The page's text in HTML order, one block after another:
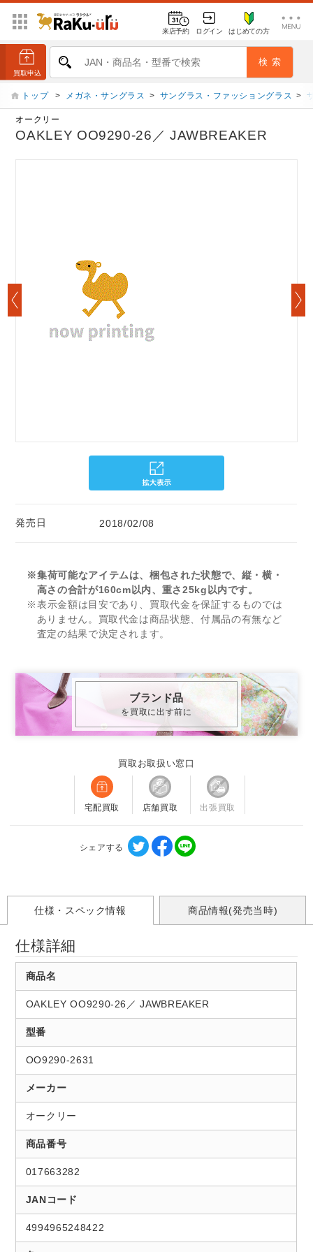
来店予約 ログイン はじめての方
トップ > メガネ・サングラス > サングラス・ファッショングラス >
オークリー
OAKLEY OO9290-26／ JAWBREAKER
発売日 2018/02/08
※集荷可能なアイテムは、梱包された状態で、縦・横・
高さの合計が160cm以内、重さ25kg以内です。
※表示金額は目安であり、買取代金を保証するものでは
ありません。買取代金は商品状態、付属品の有無など
査定の結果で決定されます。
ブランド品
を買取に出す前に
買取お取扱い窓口
宅配買取 店舗買取 出張買取
シェアする
仕様・スペック情報 商品情報(発売当時)
仕様詳細
商品名
OAKLEY OO9290-26／ JAWBREAKER
型番
OO9290-2631
メーカー
オークリー
商品番号
017663282
JANコード
4994965248422